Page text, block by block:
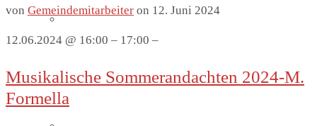
von Gemeindemitarbeiter on 12. Juni 2024
12.06.2024 @ 16:00 – 17:00 –
Musikalische Sommerandachten 2024-M.
Formella